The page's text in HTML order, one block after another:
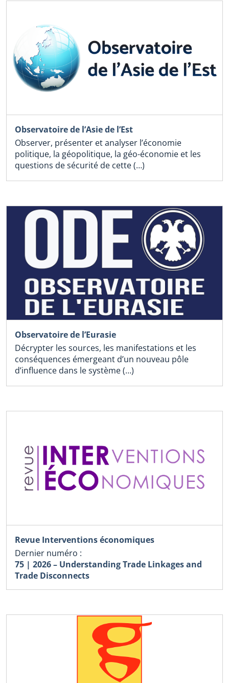
Observatoire de l’Asie de l’Est
Observer, présenter et analyser l’économie
politique, la géopolitique, la géo-économie et les
questions de sécurité de cette (…)
Observatoire de l’Eurasie
Décrypter les sources, les manifestations et les
conséquences émergeant d’un nouveau pôle
d’influence dans le système (…)
Revue Interventions économiques
Dernier numéro :
75 | 2026 – Understanding Trade Linkages and
Trade Disconnects